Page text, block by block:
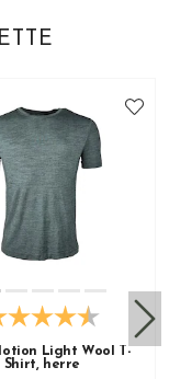
Light Wool T-
Shirt, herre